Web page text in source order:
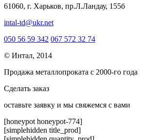
61060, г. Харьков, пр.Л.Ландау, 155б
intal-td@ukr.net
050 56 59 342 067 572 32 74
© Интал, 2014
Продажа металлопроката с 2000-го года
Сделать заказ
оcтавьте заявку и мы свяжемся с вами
[honeypot honeypot-774]
[simplehidden title_prod]